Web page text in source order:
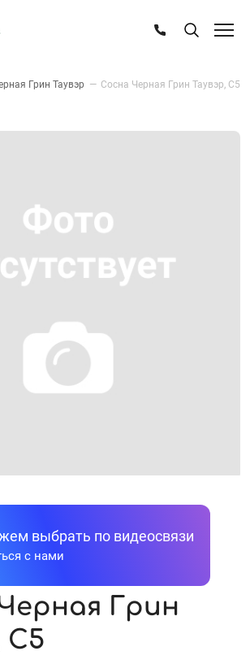
Грин Таувэр — Сосна Черная Грин Таувэр, С5
выбрать по видеосвязи
с нами
Грин
С5